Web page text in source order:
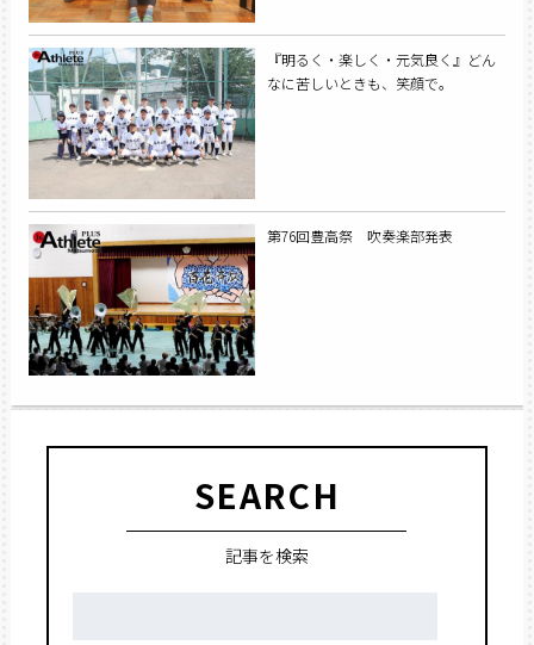
『明るく・楽しく・元気良く』どん
なに苦しいときも、笑顔で。
第76回豊高祭 吹奏楽部発表
SEARCH
記事を検索